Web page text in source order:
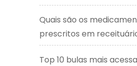
Quais são os
prescritos em receituário
Top 10 bulas mais